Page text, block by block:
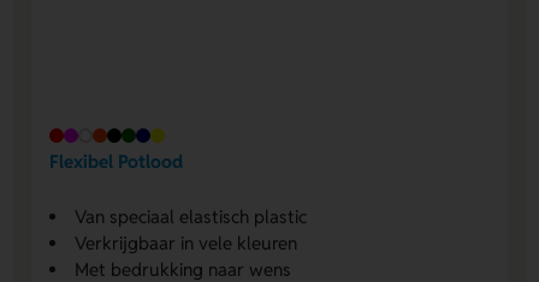
Flexibel Potlood
Van speciaal elastisch plastic
Verkrijgbaar in vele kleuren
Met bedrukking naar wens